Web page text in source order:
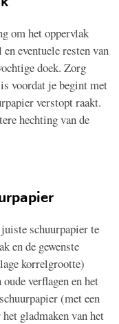
om het oppervlak
eventuele resten van
doek. Zorg
voordat je begint met
verstopt raakt.
hechting van de
schuurpapier te
en de gewenste
korrelgrootte)
verflagen en het
(met een
gladmaken van het